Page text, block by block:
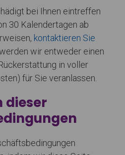
bei Ihnen eintreffen
30 Kalendertagen ab
kontaktieren Sie
wir entweder einen
in voller
für Sie veranlassen.
dieser